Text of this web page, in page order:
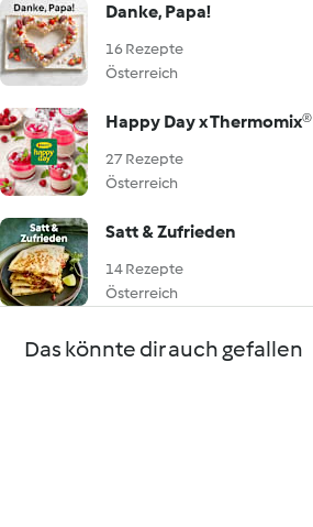
Danke, Papa!
16 Rezepte
Österreich
Happy Day x Thermomix®
27 Rezepte
Österreich
Satt & Zufrieden
14 Rezepte
Österreich
Das könnte dir auch gefallen